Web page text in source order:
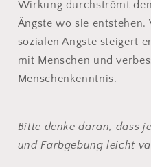
Wirkung durchströmt
Ängste wo sie
sozialen Ängste steigert
mit Menschen und
Menschenkenntnis.
Bitte denke daran, dass
und Farbgebung leicht